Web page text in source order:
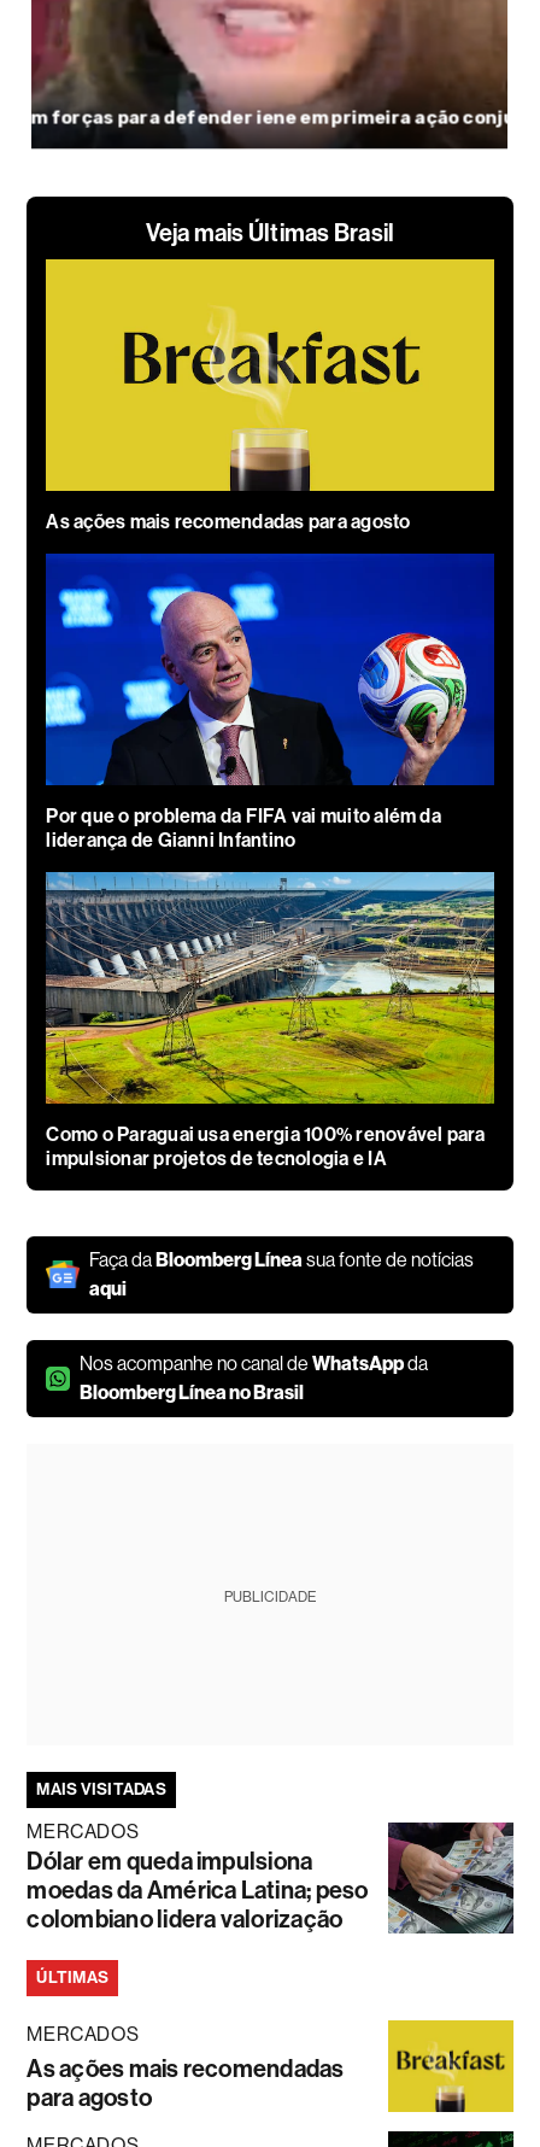
Veja mais Últimas Brasil
As ações mais recomendadas para agosto
Por que o problema da FIFA vai muito além da
liderança de Gianni Infantino
Como o Paraguai usa energia 100% renovável para
impulsionar projetos de tecnologia e IA
Faça daBloomberg Línea sua fonte de notícias
aqui
Nos acompanhe no canal deWhatsAppda
Bloomberg Línea no Brasil
PUBLICIDADE
MAIS VISITADAS
MERCADOS
Dólar em queda impulsiona
moedas da América Latina; peso
colombiano lidera valorização
ÚLTIMAS
MERCADOS
As ações mais recomendadas
para agosto